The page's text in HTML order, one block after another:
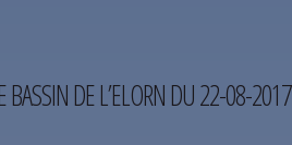
BASSIN DE L’ELORN DU 22-08-2017